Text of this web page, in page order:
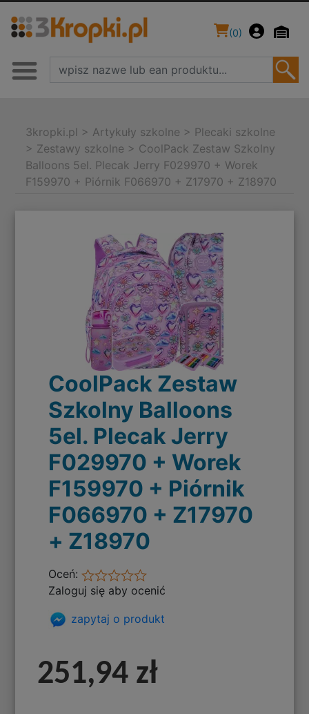
(0)
3kropki.pl > Artykuły szkolne > Plecaki szkolne
> Zestawy szkolne > CoolPack Zestaw Szkolny
Balloons 5el. Plecak Jerry F029970 + Worek
F159970 + Piórnik F066970 + Z17970 + Z18970
CoolPack Zestaw
Szkolny Balloons
5el. Plecak Jerry
F029970 + Worek
F159970 + Piórnik
F066970 + Z17970
+ Z18970
Oceń:
Zaloguj się aby ocenić
zapytaj o produkt
251,94 zł